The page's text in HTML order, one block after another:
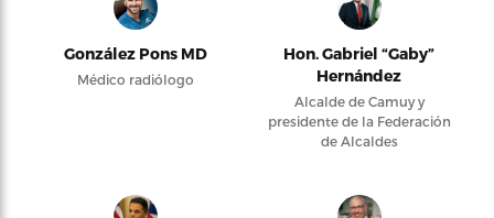
González Pons MD
Médico radiólogo
Hon. Gabriel “Gaby”
Hernández
Alcalde de Camuy y
presidente de la Federación
de Alcaldes